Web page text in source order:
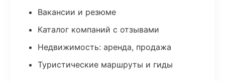
Вакансии и резюме
Каталог компаний с отзывами
Недвижимость: аренда, продажа
Туристические маршруты и гиды